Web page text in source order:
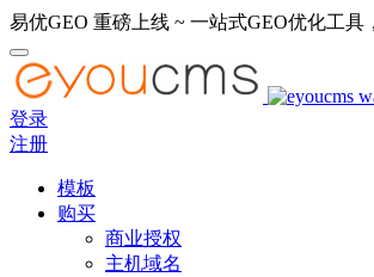
易优GEO 重磅上线 ~ 一站式GEO优化工
登录
注册
模板
购买
商业授权
主机域名